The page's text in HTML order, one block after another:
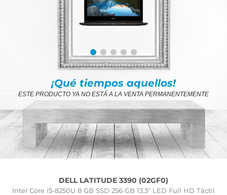
¡Qué tiempos aquellos!
ESTE PRODUCTO YA NO ESTÁ A LA VENTA PERMANENTEMENTE
DELL LATITUDE 3390 (02GF0)
Intel Core i5-8250U 8 GB SSD 256 GB 13.3" LED Full HD Táctil